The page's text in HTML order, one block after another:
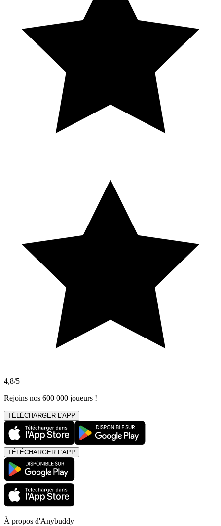
4,8/5
Rejoins nos 600 000 joueurs !
TÉLÉCHARGER L'APP
TÉLÉCHARGER L'APP
À propos d'Anybuddy